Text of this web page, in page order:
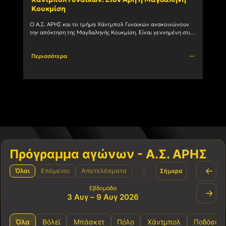
Κουκμίση
Ο Α.Σ. ΑΡΗΣ και το τμήμα Χάντμπολ Γυναικών ανακοινώνουν
την απόκτηση της Μαγδαληνής Κουκμίση. Είναι γεννημένη στις
Περισσότερα
Πρόγραμμα αγώνων - Α.Σ. ΑΡΗΣ
Όλοι Επόμενοι Αποτελέσματα Σήμερα ←
Εβδομάδα
3 Αυγ – 9 Αυγ 2026 →
Όλα Βόλεϊ Μπάσκετ Πόλο Χάντμπολ